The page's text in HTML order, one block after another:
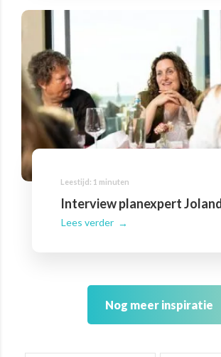
Interview planexpert
Lees verder
Nog meer inspiratie